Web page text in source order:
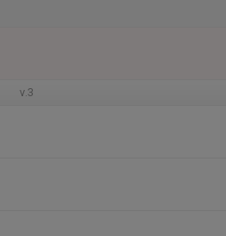
v.3